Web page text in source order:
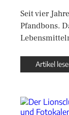
Seit vier
Pfandbons.
Artikel